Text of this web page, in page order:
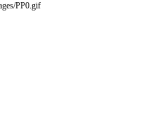
PP0.gif